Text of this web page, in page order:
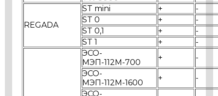
REGADA
ST mini +
-
ST 0
+
-
ST 0,1
+
-
ST 1
+ -
ЭСО-
МЭП-112М-700
+
-
ЭСО-
МЭП-112М-1600
+
-
ЭСО-